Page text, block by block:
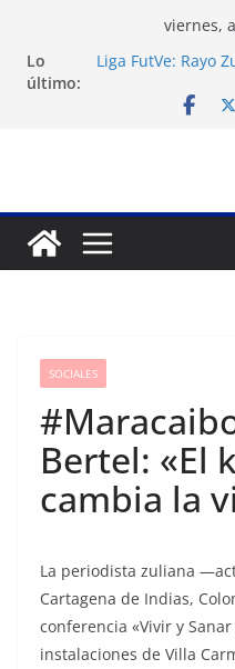
contenido
viernes,
Lo
último:
Liga FutVe: Rayo
Festival de Cine
en varios
Nueva tienda de
en Maracaibo
SOCIALES
Bertel: «El
cambia la
La periodista zuliana
Cartagena de Indias,
conferencia «Vivir y
instalaciones de Villa